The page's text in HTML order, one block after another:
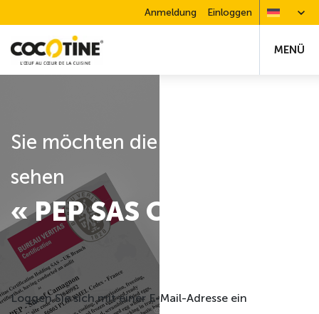
Anmeldung Einloggen
MENÜ
Sie möchten die Zertifizierung
sehen
« PEP SAS Carvin »
Loggen Sie sich mit einer E-Mail-Adresse ein